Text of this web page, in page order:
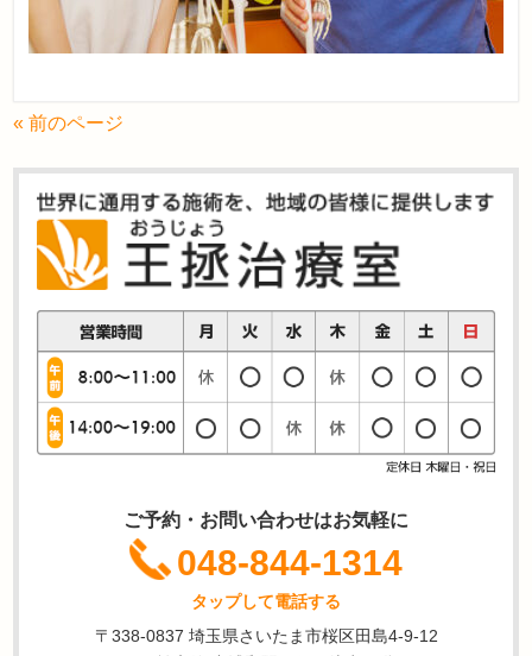
« 前のページ
ご予約・お問い合わせはお気軽に
048-844-1314
タップして電話する
〒338-0837 埼玉県さいたま市桜区田島4-9-12